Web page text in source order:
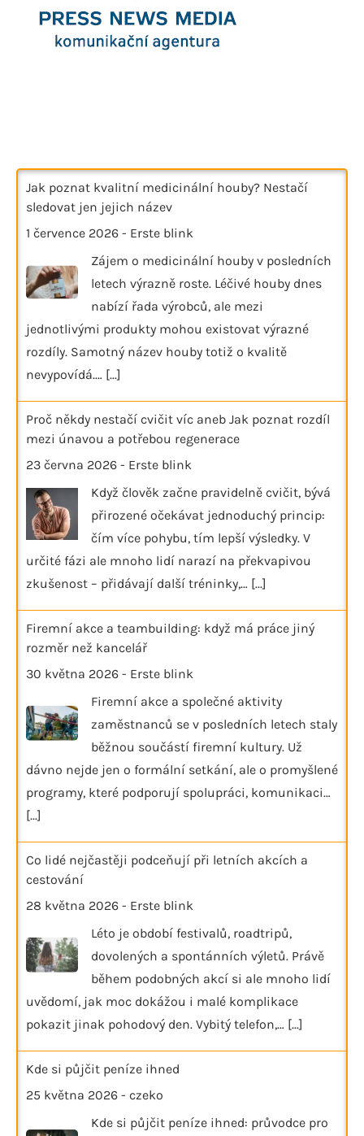
Jak poznat kvalitní medicinální houby? Nestačí
sledovat jen jejich název
1 července 2026 - Erste blink
Zájem o medicinální houby v posledních
letech výrazně roste. Léčivé houby dnes
nabízí řada výrobců, ale mezi
jednotlivými produkty mohou existovat výrazné
rozdíly. Samotný název houby totiž o kvalitě
nevypovídá.… [...]
Proč někdy nestačí cvičit víc aneb Jak poznat rozdíl
mezi únavou a potřebou regenerace
23 června 2026 - Erste blink
Když člověk začne pravidelně cvičit, bývá
přirozené očekávat jednoduchý princip:
čím více pohybu, tím lepší výsledky. V
určité fázi ale mnoho lidí narazí na překvapivou
zkušenost – přidávají další tréninky,… [...]
Firemní akce a teambuilding: když má práce jiný
rozměr než kancelář
30 května 2026 - Erste blink
Firemní akce a společné aktivity
zaměstnanců se v posledních letech staly
běžnou součástí firemní kultury. Už
dávno nejde jen o formální setkání, ale o promyšlené
programy, které podporují spolupráci, komunikaci…
[...]
Co lidé nejčastěji podceňují při letních akcích a
cestování
28 května 2026 - Erste blink
Léto je období festivalů, roadtripů,
dovolených a spontánních výletů. Právě
během podobných akcí si ale mnoho lidí
uvědomí, jak moc dokážou i malé komplikace
pokazit jinak pohodový den. Vybitý telefon,… [...]
Kde si půjčit peníze ihned
25 května 2026 - czeko
Kde si půjčit peníze ihned: průvodce pro